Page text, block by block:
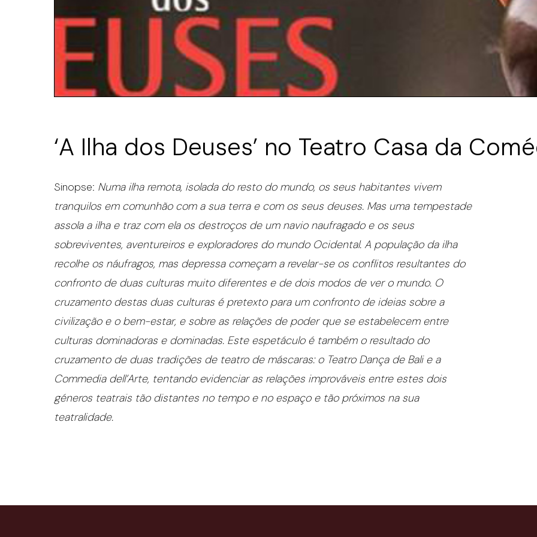
‘A Ilha dos Deuses’ no Teatro Casa da
Sinopse: Numa ilha remota, isolada do resto do mundo, os seus habitantes vivem
tranquilos em comunhão com a sua terra e com os seus deuses. Mas uma tempestade
assola a ilha e traz com ela os destroços de um navio naufragado e os seus
sobreviventes, aventureiros e exploradores do mundo Ocidental. A população da ilha
recolhe os náufragos, mas depressa começam a revelar-se os conflitos resultantes do
confronto de duas culturas muito diferentes e de dois modos de ver o mundo. O
cruzamento destas duas culturas é pretexto para um confronto de ideias sobre a
civilização e o bem-estar, e sobre as relações de poder que se estabelecem entre
culturas dominadoras e dominadas. Este espetáculo é também o resultado do
cruzamento de duas tradições de teatro de máscaras: o Teatro Dança de Bali e a
Commedia dell’Arte, tentando evidenciar as relações improváveis entre estes dois
géneros teatrais tão distantes no tempo e no espaço e tão próximos na sua
teatralidade.